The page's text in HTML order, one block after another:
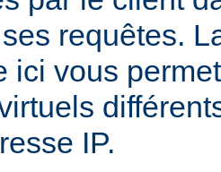
requêtes.
ici vous
IP.